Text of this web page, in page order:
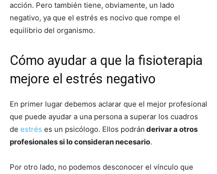
acción. Pero también tiene, obviamente, un lado
negativo, ya que el estrés es nocivo que rompe el
equilibrio del organismo.
Cómo ayudar a que la fisioterapia
mejore el estrés negativo
En primer lugar debemos aclarar que el mejor profesional
que puede ayudar a una persona a superar los cuadros
de estrés es un psicólogo. Ellos podrán derivar a otros
profesionales si lo consideran necesario.
Por otro lado, no podemos desconocer el vínculo que